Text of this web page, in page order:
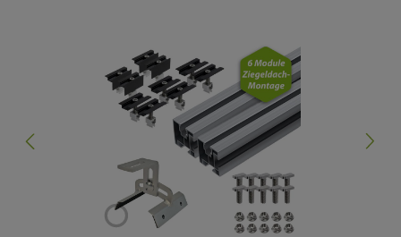
Bildergalerie überspringen